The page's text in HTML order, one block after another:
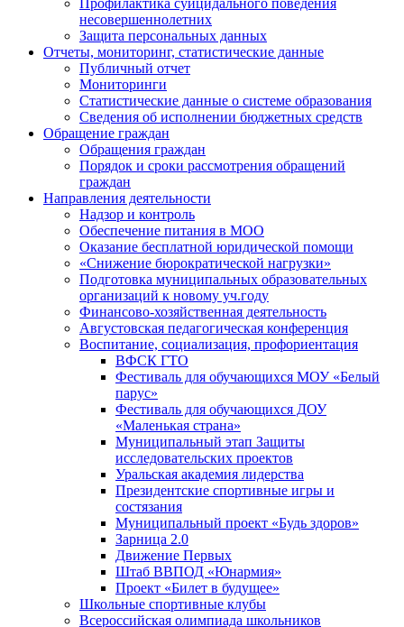
Профилактика суицидального поведения
несовершеннолетних
Защита персональных данных
Отчеты, мониторинг, статистические данные
Публичный отчет
Мониторинги
Статистические данные о системе образования
Сведения об исполнении бюджетных средств
Обращение граждан
Обращения граждан
Порядок и сроки рассмотрения обращений
граждан
Направления деятельности
Надзор и контроль
Обеспечение питания в МОО
Оказание бесплатной юридической помощи
«Снижение бюрократической нагрузки»
Подготовка муниципальных образовательных
организаций к новому уч.году
Финансово-хозяйственная деятельность
Августовская педагогическая конференция
Воспитание, социализация, профориентация
ВФСК ГТО
Фестиваль для обучающихся МОУ «Белый
парус»
Фестиваль для обучающихся ДОУ
«Маленькая страна»
Муниципальный этап Защиты
исследовательских проектов
Уральская академия лидерства
Президентские спортивные игры и
состязания
Муниципальный проект «Будь здоров»
Зарница 2.0
Движение Первых
Штаб ВВПОД «Юнармия»
Проект «Билет в будущее»
Школьные спортивные клубы
Всероссийская олимпиада школьников